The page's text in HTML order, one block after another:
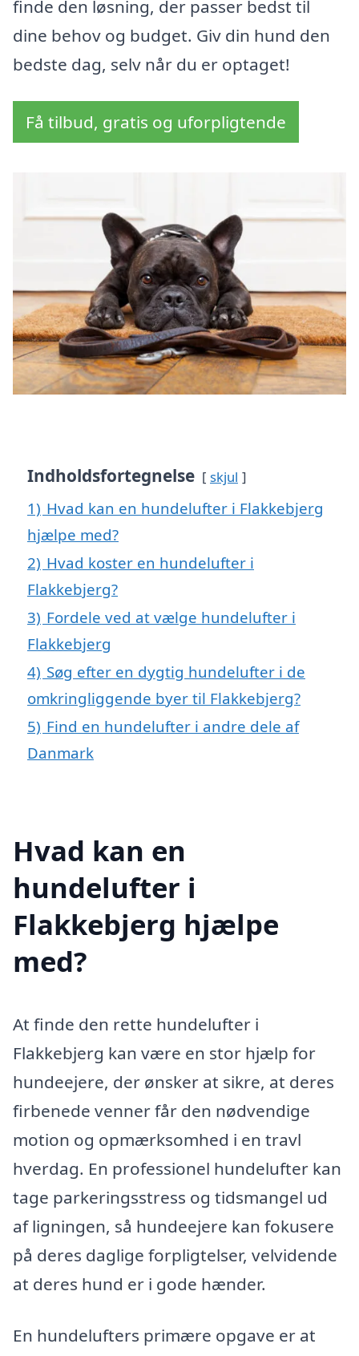
finde den løsning, der passer bedst til
dine behov og budget. Giv din hund den
bedste dag, selv når du er optaget!
Få tilbud, gratis og uforpligtende
Indholdsfortegnelse skjul
1) Hvad kan en hundelufter i Flakkebjerg
hjælpe med?
2) Hvad koster en hundelufter i
Flakkebjerg?
3) Fordele ved at vælge hundelufter i
Flakkebjerg
4) Søg efter en dygtig hundelufter i de
omkringliggende byer til Flakkebjerg?
5) Find en hundelufter i andre dele af
Danmark
Hvad kan en
hundelufter i
Flakkebjerg hjælpe
med?
At finde den rette hundelufter i
Flakkebjerg kan være en stor hjælp for
hundeejere, der ønsker at sikre, at deres
firbenede venner får den nødvendige
motion og opmærksomhed i en travl
hverdag. En professionel hundelufter kan
tage parkeringsstress og tidsmangel ud
af ligningen, så hundeejere kan fokusere
på deres daglige forpligtelser, velvidende
at deres hund er i gode hænder.
En hundelufters primære opgave er at